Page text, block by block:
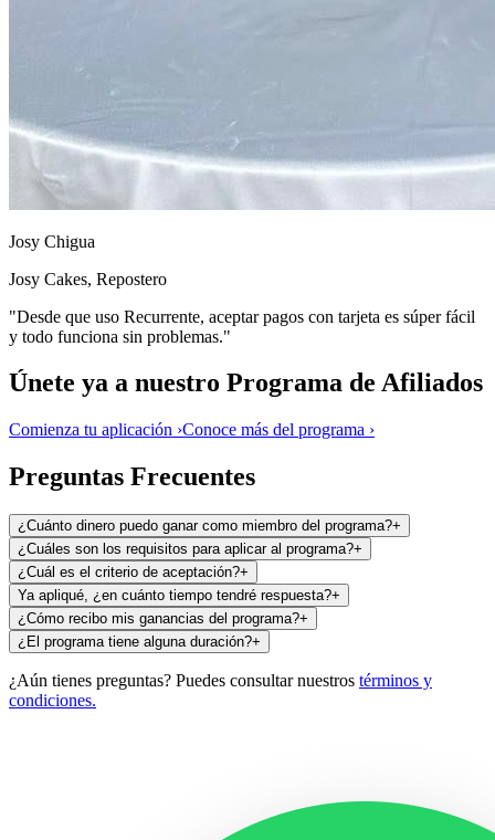
Josy Chigua
Josy Cakes, Repostero
"Desde que uso Recurrente, aceptar pagos con tarjeta es súper fácil
y todo funciona sin problemas."
Únete ya a nuestro Programa de Afiliados
Comienza tu aplicación ›Conoce más del programa ›
Preguntas Frecuentes
¿Cuánto dinero puedo ganar como miembro del programa?+
¿Cuáles son los requisitos para aplicar al programa?+
¿Cuál es el criterio de aceptación?+
Ya apliqué, ¿en cuánto tiempo tendré respuesta?+
¿Cómo recibo mis ganancias del programa?+
¿El programa tiene alguna duración?+
¿Aún tienes preguntas? Puedes consultar nuestros términos y
condiciones.